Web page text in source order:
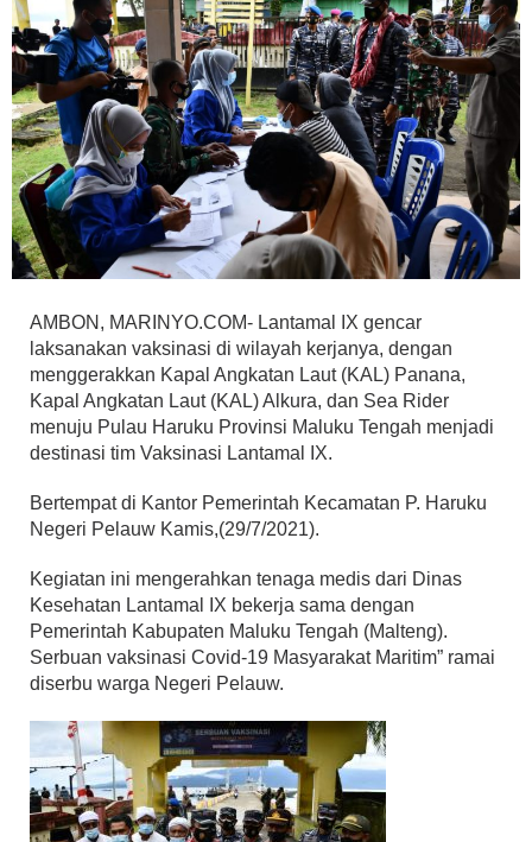
AMBON, MARINYO.COM- Lantamal IX gencar
laksanakan vaksinasi di wilayah kerjanya, dengan
menggerakkan Kapal Angkatan Laut (KAL) Panana,
Kapal Angkatan Laut (KAL) Alkura, dan Sea Rider
menuju Pulau Haruku Provinsi Maluku Tengah menjadi
destinasi tim Vaksinasi Lantamal IX.
Bertempat di Kantor Pemerintah Kecamatan P. Haruku
Negeri Pelauw Kamis,(29/7/2021).
Kegiatan ini mengerahkan tenaga medis dari Dinas
Kesehatan Lantamal IX bekerja sama dengan
Pemerintah Kabupaten Maluku Tengah (Malteng).
Serbuan vaksinasi Covid-19 Masyarakat Maritim” ramai
diserbu warga Negeri Pelauw.